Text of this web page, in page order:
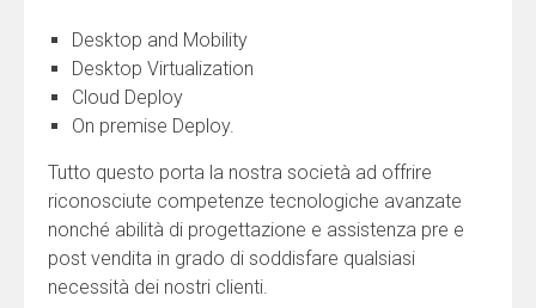
Desktop and Mobility
Desktop Virtualization
Cloud Deploy
On premise Deploy.
Tutto questo porta la nostra società ad offrire
riconosciute competenze tecnologiche avanzate
nonché abilità di progettazione e assistenza pre e
post vendita in grado di soddisfare qualsiasi
necessità dei nostri clienti.